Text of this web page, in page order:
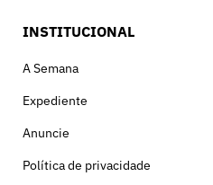
INSTITUCIONAL
A Semana
Expediente
Anuncie
Política de privacidade